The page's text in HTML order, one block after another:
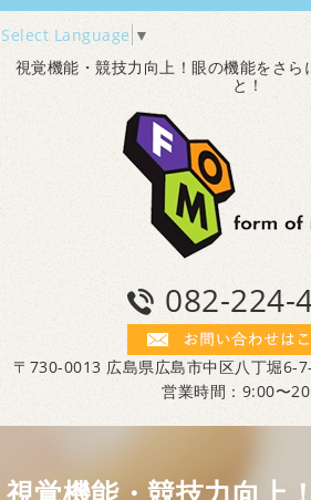
Select Language ▼
視覚機能・競技力向上！眼の機能をさら
と！
082-224-
〒730-0013 広島県広島市中区八丁堀6-
営業時間：9:00〜